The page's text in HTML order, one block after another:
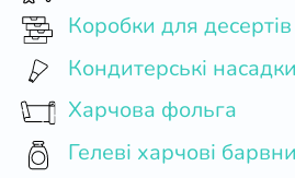
Коробки для десертів
Кондитерські
Харчова фольга
Гелеві харчові